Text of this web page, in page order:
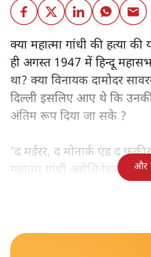
क्या महात्मा गांधी की हत्या
ही अगस्त 1947 में हिन्दू
था? क्या विनायक दामोदर
दिल्ली इसलिए आए थे कि उनकी
अंतिम रूप दिया जा सके ?
'द मर्डरर, द मोनार्क एंड द
महात्मा गांधी असेशिनेशन'
और